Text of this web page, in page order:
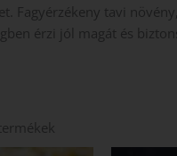
Fagyérzékeny tavi
érzi jól magát és